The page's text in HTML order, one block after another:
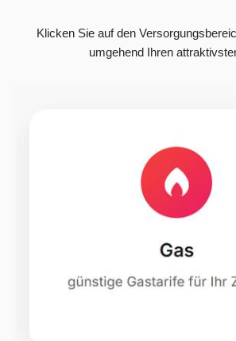
Klicken Sie auf den
umgehend Ihren